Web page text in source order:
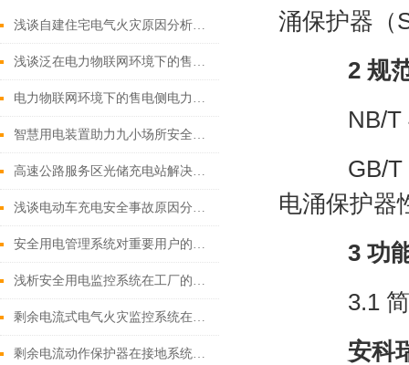
浅谈自建住宅电气火灾原因分析及预防策略
浅谈泛在电力物联网环境下的售电侧电力市场商业模式研究
电力物联网环境下的售电侧电力市场商业模式研究
智慧用电装置助力九小场所安全升级
高速公路服务区光储充电站解决方案
浅谈电动车充电安全事故原因分析与解决方案
安全用电管理系统对重要用户的安全管理
浅析安全用电监控系统在工厂的研究与应用论述
剩余电流式电气火灾监控系统在高层建筑中的应用研究
剩余电流动作保护器在接地系统中的应用
涌保护器（
2 规
NB/T
GB/T
电涌保护器
3 功
3.1 简
安科